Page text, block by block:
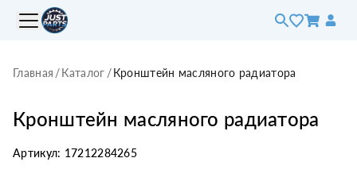
Главная /Каталог /Кронштейн масляного радиатора
Кронштейн масляного радиатора
Артикул: 17212284265